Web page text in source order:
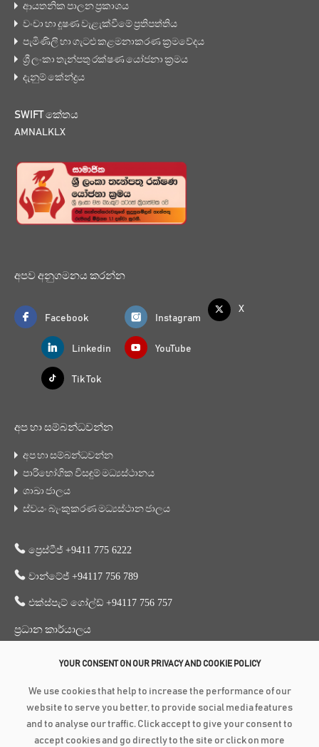
ආයතනික පාලන ප්‍රකාශය
වංචා හා දූෂණ වැළැක්වීමේ ප්‍රතිපත්තිය
පැමිණිලි හා ගැටළු කළමනාකරණ ක්‍රමවේදය
ශ්‍රී ලංකා තැන්පතු රක්ෂණ යෝජනා ක්‍රමය
දැනුම් කේන්ද්‍රය
SWIFT කේතය
AMNALKLX
අපව අනුගමනය කරන්න
Facebook Instagram
X
Linkedin YouTube
Tik Tok
අප හා සම්බන්ධවන්න
අප හා සම්බන්ධවන්න
පාරිභෝගික විසඳුම් මධ්‍යස්ථානය
ශාඛා ජාලය
ස්වයං බැංකුකරණ මධ්‍යස්ථාන ජාලය
ප්‍රෙස්ටීජ් +9411 775 6222
වාන්ටේජ් +94117 756 789
එක්ස්පැට් ගෝල්ඩ් +94117 756 757
ප්‍රධාන කාර්යාලය
+94 112 574 419
YOUR CONSENT ON OUR PRIVACY AND COOKIE POLICY
We use cookies that help to increase the performance of our
website to serve you better, to provide social media features
and to analyse our traffic. Click accept to give your consent to
accept cookies and go directly to the site or click on more